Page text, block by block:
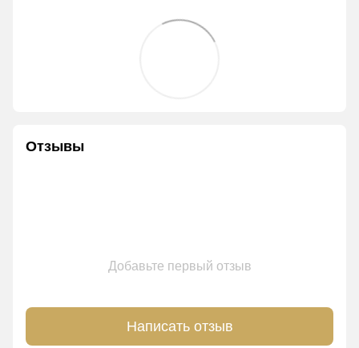
Отзывы
Добавьте первый отзыв
Написать отзыв